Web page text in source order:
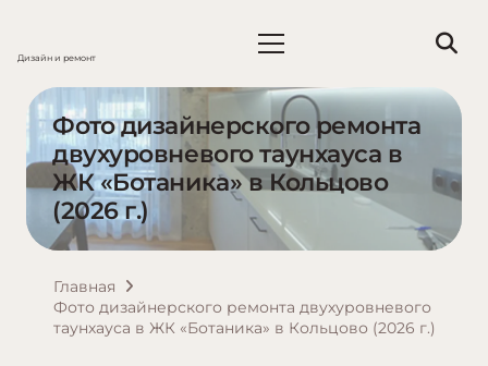
Дизайн и ремонт
Фото дизайнерского ремонта
двухуровневого таунхауса в
ЖК «Ботаника» в Кольцово
(2026 г.)
Главная
Фото дизайнерского ремонта двухуровневого
таунхауса в ЖК «Ботаника» в Кольцово (2026 г.)